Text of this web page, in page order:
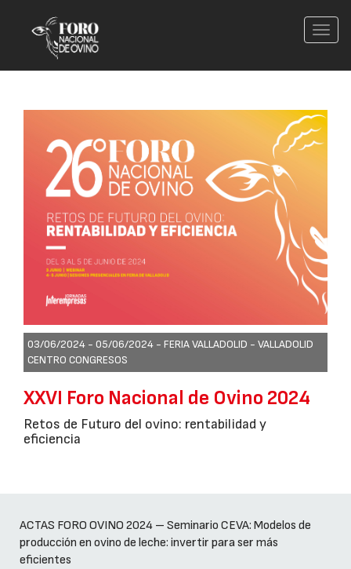
03/06/2024 - 05/06/2024 - FERIA VALLADOLID - VALLADOLID
CENTRO CONGRESOS
XXVI Foro Nacional de Ovino 2024
Retos de Futuro del ovino: rentabilidad y
eficiencia
ACTAS FORO OVINO 2024 – Seminario CEVA: Modelos de
producción en ovino de leche: invertir para ser más
eficientes